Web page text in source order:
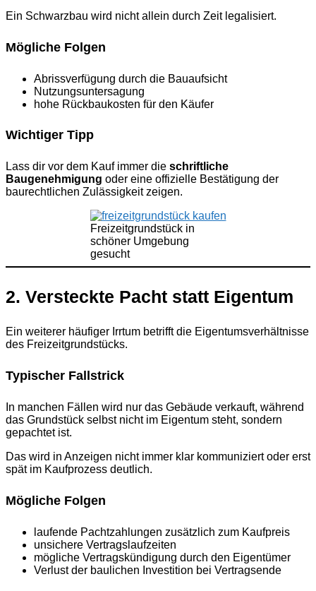
Ein Schwarzbau wird nicht allein durch Zeit legalisiert.
Mögliche Folgen
Abrissverfügung durch die Bauaufsicht
Nutzungsuntersagung
hohe Rückbaukosten für den Käufer
Wichtiger Tipp
Lass dir vor dem Kauf immer die schriftliche
Baugenehmigung oder eine offizielle Bestätigung der
baurechtlichen Zulässigkeit zeigen.
Freizeitgrundstück in
schöner Umgebung
gesucht
2. Versteckte Pacht statt Eigentum
Ein weiterer häufiger Irrtum betrifft die Eigentumsverhältnisse
des Freizeitgrundstücks.
Typischer Fallstrick
In manchen Fällen wird nur das Gebäude verkauft, während
das Grundstück selbst nicht im Eigentum steht, sondern
gepachtet ist.
Das wird in Anzeigen nicht immer klar kommuniziert oder erst
spät im Kaufprozess deutlich.
Mögliche Folgen
laufende Pachtzahlungen zusätzlich zum Kaufpreis
unsichere Vertragslaufzeiten
mögliche Vertragskündigung durch den Eigentümer
Verlust der baulichen Investition bei Vertragsende